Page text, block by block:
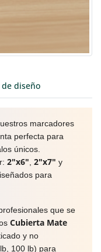
diseño
marcadores
perfecta para
únicos.
2"x6" 2"x7" y
para
que se
Cubierta Mate
y no
100 lb) para